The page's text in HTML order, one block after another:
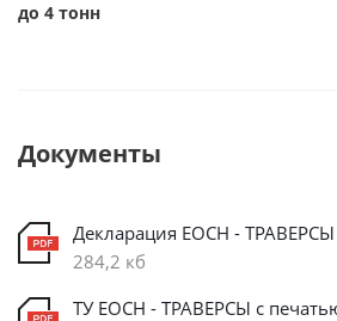
до 4 тонн
Документы
Декларация ЕОСН - ТРАВЕРСЫ
284,2 кб
ТУ ЕОСН - ТРАВЕРСЫ с